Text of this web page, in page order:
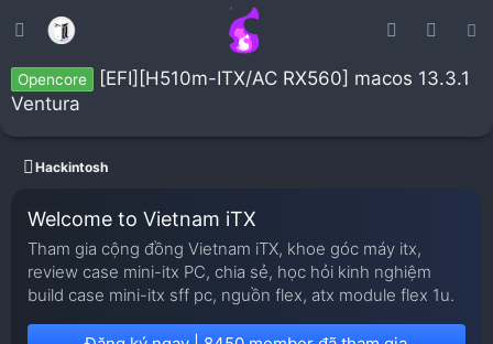
Opencore
[EFI][H510m-ITX/AC RX560] macos 13.3.1
Ventura
Hackintosh
Welcome to Vietnam iTX
Tham gia cộng đồng Vietnam iTX, khoe góc máy itx,
review case mini-itx PC, chia sẻ, học hỏi kinh nghiệm
build case mini-itx sff pc, nguồn flex, atx module flex 1u.